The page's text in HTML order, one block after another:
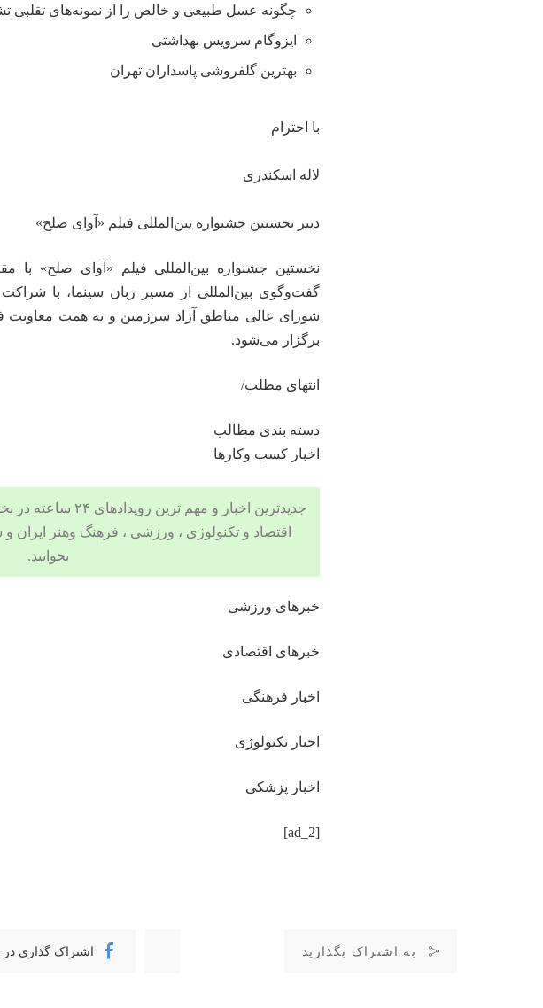
چگونه عسل طبیعی و خالص را از نمونه‌های تقلبی
ایزوگام سرویس بهداشتی
بهترین گلفروشی پاسداران تهران
با احترام
لاله اسکندری
دبیر نخستین جشنواره بین‌المللی فیلم «آوای صلح»
نخستین جشنواره بین‌المللی فیلم «آوای صلح»
گفت‌وگوی بین‌المللی از مسیر زبان سینما، با
شورای عالی مناطق آزاد سرزمین و به همت معاونت
برگزار می‌شود.
انتهای مطلب/
دسته بندی مطالب
اخبار کسب وکارها
جدیدترین اخبار و مهم ترین رویدادهای ۲۴ ساعته در بخش های حوادث ، اجتماعی ، سیاسی ،
اقتصاد وتکنولوژی ، ورزشی ، فرهنگ وهنر
ایران
بخوانید.
خبرهای ورزشی
خبرهای اقتصادی
اخبار فرهنگی
اخبار تکنولوژی
اخبار پزشکی
[ad_2]
به اشتراک بگذارید اشتراک گذاری